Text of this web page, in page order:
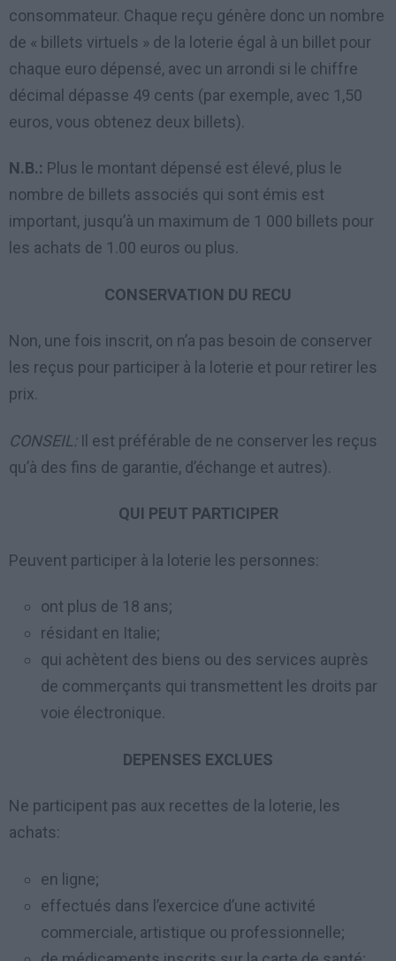
consommateur. Chaque reçu génère donc un nombre
de « billets virtuels » de la loterie égal à un billet pour
chaque euro dépensé, avec un arrondi si le chiffre
décimal dépasse 49 cents (par exemple, avec 1,50
euros, vous obtenez deux billets).
N.B.: Plus le montant dépensé est élevé, plus le
nombre de billets associés qui sont émis est
important, jusqu’à un maximum de 1 000 billets pour
les achats de 1.00 euros ou plus.
CONSERVATION DU RECU
Non, une fois inscrit, on n’a pas besoin de conserver
les reçus pour participer à la loterie et pour retirer les
prix.
CONSEIL: Il est préférable de ne conserver les reçus
qu’à des fins de garantie, d’échange et autres).
QUI PEUT PARTICIPER
Peuvent participer à la loterie les personnes:
ont plus de 18 ans;
résidant en Italie;
qui achètent des biens ou des services auprès
de commerçants qui transmettent les droits par
voie électronique.
DEPENSES EXCLUES
Ne participent pas aux recettes de la loterie, les
achats:
en ligne;
effectués dans l’exercice d’une activité
commerciale, artistique ou professionnelle;